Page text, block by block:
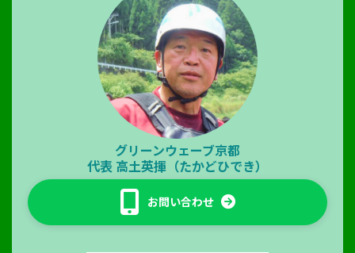
グリーンウェーブ京都
代表 高土英揮（たかどひでき）
お問い合わせ